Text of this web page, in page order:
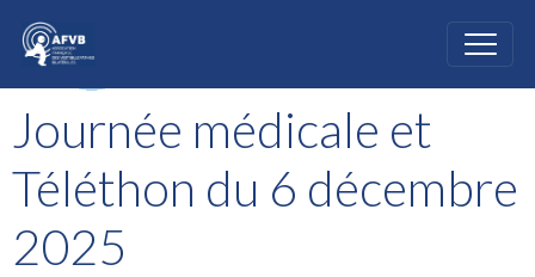
Journée médicale et
Téléthon du 6 décembre
2025